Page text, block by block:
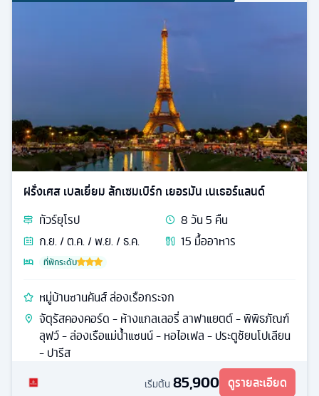
ฝรั่งเศส เบลเยี่ยม ลักเซมเบิร์ก เยอรมัน เนเธอร์แลนด์
ทัวร์ยุโรป 8วัน5 คืน
ก.ย. / ต.ค. / พ.ย. / ธ.ค.
15 มื้ออาหาร
ที่พักระดับ
หมู่บ้านซานคันส์ ล่องเรือกระจก
จัตุรัสคองคอร์ด - ห้างแกลเลอรี่ ลาฟาแยตต์ - พิพิธภัณฑ์
ลุฟว์ - ล่องเรือแม่น้ำแซนน์ - หอไอเฟล - ประตูชัยนโปเลียน
- ปารีส
เริ่มต้น 85,900 ดูรายละเอียด